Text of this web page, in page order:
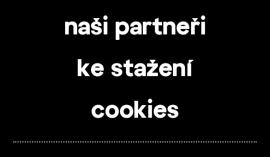
naši partneři
ke stažení
cookies